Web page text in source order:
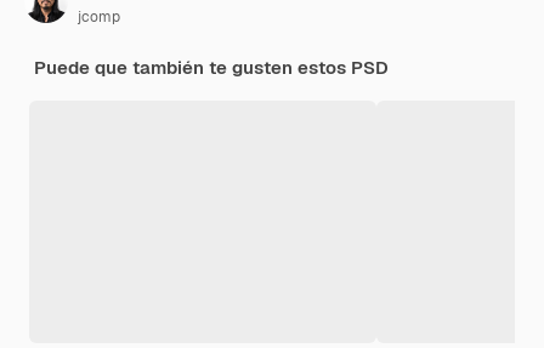
jcomp
Puede que también te gusten estos PSD